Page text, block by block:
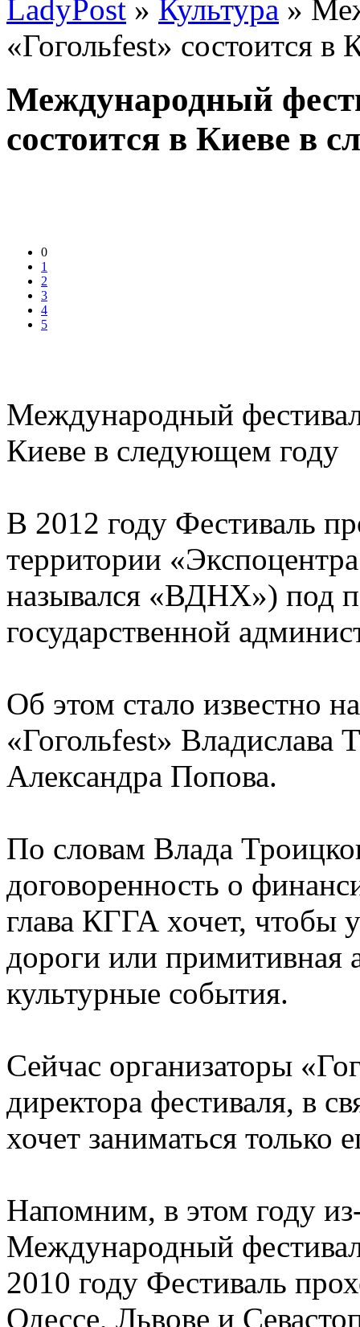
LadyPost » Культура »
«Гогольfest» состоится
Международный
состоится в Киеве в
0
1
2
3
4
5
Международный
Киеве в следующем году
В 2012 году Фестиваль
территории
назывался «ВДНХ») под
государственной
Об этом стало известно
«Гогольfest»
Александра Попова.
По словам Влада
договоренность о
глава КГГА хочет, чтобы
дороги или примитивная
культурные события.
Сейчас организаторы
директора фестиваля, в
хочет заниматься только
Напомним, в этом году
Международный
2010 году Фестиваль
Одессе, Львове и